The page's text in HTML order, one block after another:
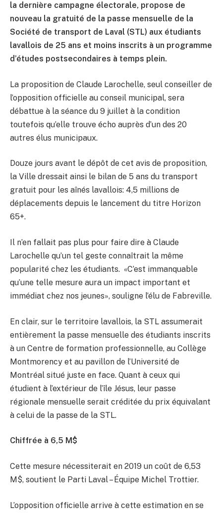
la dernière campagne électorale, propose de
nouveau la gratuité de la passe mensuelle de la
Société de transport de Laval (STL) aux étudiants
lavallois de 25 ans et moins inscrits à un programme
d’études postsecondaires à temps plein.
La proposition de Claude Larochelle, seul conseiller de
l’opposition officielle au conseil municipal, sera
débattue à la séance du 9 juillet à la condition
toutefois qu’elle trouve écho auprès d’un des 20
autres élus municipaux.
Douze jours avant le dépôt de cet avis de proposition,
la Ville dressait ainsi le bilan de 5 ans du transport
gratuit pour les aînés lavallois: 4,5 millions de
déplacements depuis le lancement du titre Horizon
65+.
Il n’en fallait pas plus pour faire dire à Claude
Larochelle qu’un tel geste connaîtrait la même
popularité chez les étudiants. «C’est immanquable
qu’une telle mesure aura un impact important et
immédiat chez nos jeunes», souligne l’élu de Fabreville.
En clair, sur le territoire lavallois, la STL assumerait
entièrement la passe mensuelle des étudiants inscrits
à un Centre de formation professionnelle, au Collège
Montmorency et au pavillon de l’Université de
Montréal situé juste en face. Quant à ceux qui
étudient à l’extérieur de l’île Jésus, leur passe
régionale mensuelle serait créditée du prix équivalant
à celui de la passe de la STL.
Chiffrée à 6,5 M$
Cette mesure nécessiterait en 2019 un coût de 6,53
M$, soutient le Parti Laval – Équipe Michel Trottier.
L’opposition officielle arrive à cette estimation en se